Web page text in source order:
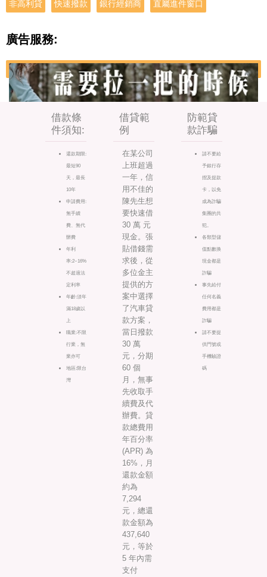
非高利貸 快速撥款 銀行經銷商 直屬進件窗口
廣告服務:
借款條
件須知:
還款期限:
最短90
天，最長
10年
申請費用:
無手續
費、無代
辦費
年利
率:2~16%
不超過法
定利率
年齡:須年
滿18歲以
上
職業:不限
行業，無
業亦可
地區:限台
灣
借貸範
例
在某公司
上班超過
一年，信
用不佳的
陳先生想
要快速借
30 萬 元
現金。張
貼借錢需
求後，從
多位金主
提供的方
案中選擇
了汽車貸
款方案，
當日撥款
30 萬
元，分期
60 個
月，無事
先收取手
續費及代
辦費。貸
款總費用
年百分率
(APR) 為
16%，月
還款金額
約為
7,294
元，總還
款金額為
437,640
元，等於
5 年內需
支付
防範貸
款詐騙
請不要給
予銀行存
摺及提款
卡，以免
成為詐騙
集團的共
犯。
各類型儲
值點數換
現金都是
詐騙
事先給付
任何名義
費用都是
詐騙
請不要提
供門號或
手機驗證
碼